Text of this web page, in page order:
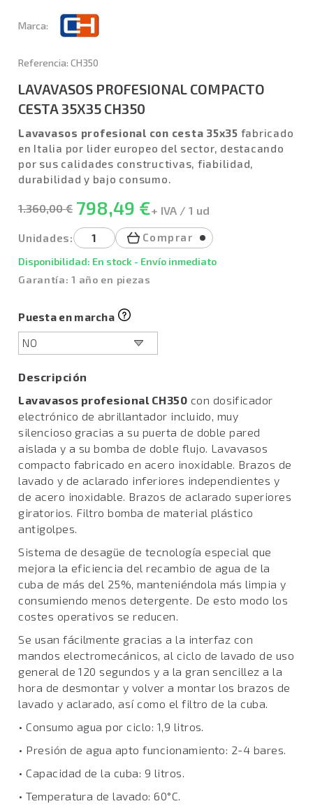
Marca:
Referencia: CH350
LAVAVASOS PROFESIONAL COMPACTO
CESTA 35X35 CH350
Lavavasos profesional con cesta 35x35 fabricado
en Italia por lider europeo del sector, destacando
por sus calidades constructivas, fiabilidad,
durabilidad y bajo consumo.
1.360,00 € 798,49 €+ IVA / 1 ud
Unidades: Comprar
Disponibilidad: En stock - Envío inmediato
Garantía: 1 año en piezas
Puesta en marcha
Descripción
Lavavasos profesional CH350 con dosificador
electrónico de abrillantador incluido, muy
silencioso gracias a su puerta de doble pared
aislada y a su bomba de doble flujo. Lavavasos
compacto fabricado en acero inoxidable. Brazos de
lavado y de aclarado inferiores independientes y
de acero inoxidable. Brazos de aclarado superiores
giratorios. Filtro bomba de material plástico
antigolpes.
Sistema de desagüe de tecnología especial que
mejora la eficiencia del recambio de agua de la
cuba de más del 25%, manteniéndola más limpia y
consumiendo menos detergente. De esto modo los
costes operativos se reducen.
Se usan fácilmente gracias a la interfaz con
mandos electromecánicos, al ciclo de lavado de uso
general de 120 segundos y a la gran sencillez a la
hora de desmontar y volver a montar los brazos de
lavado y aclarado, así como el filtro de la cuba.
• Consumo agua por ciclo: 1,9 litros.
• Presión de agua apto funcionamiento: 2-4 bares.
• Capacidad de la cuba: 9 litros.
• Temperatura de lavado: 60°C.